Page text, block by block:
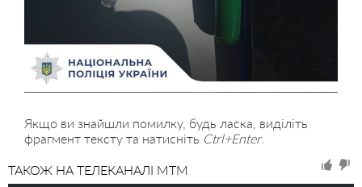
Якщо ви знайшли помилку, будь ласка, виділіть
фрагмент тексту та натисніть Ctrl+Enter.
ТАКОЖ НА ТЕЛЕКАНАЛІ MTM